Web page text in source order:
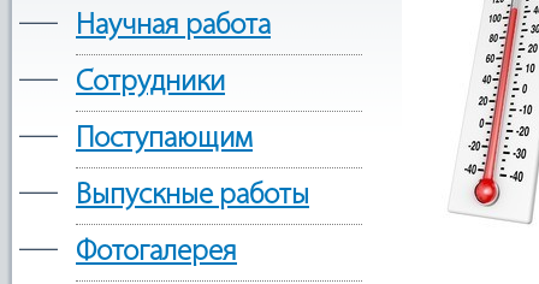
— Научная работа
— Сотрудники
— Поступающим
— Выпускные работы
— Фотогалерея